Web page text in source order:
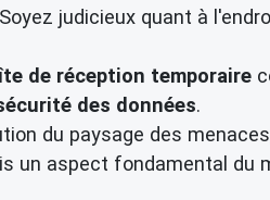
Soyez judicieux quant à
de réception temporaire
des données.
du paysage des
un aspect fondamental